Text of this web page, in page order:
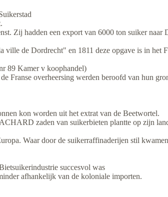
Zij hadden een export van 6000 ton suiker naar
de Dordrecht" en 1811 deze opgave is in het
89 Kamer v koophandel)
Franse overheersing werden beroofd van hun
kon worden uit het extrat van de Beetwortel.
zaden van suikerbieten plantte op zijn
Waar door de suikerraffinaderijen stil
succesvol was
afhankelijk van de koloniale importen.